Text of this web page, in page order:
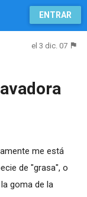
ENTRAR
el 3 dic. 07
me está
de "grasa", o
goma de la